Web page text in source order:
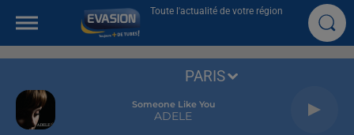
Toute l'actualité de votre région
Someone Like You
ADELE
PARIS